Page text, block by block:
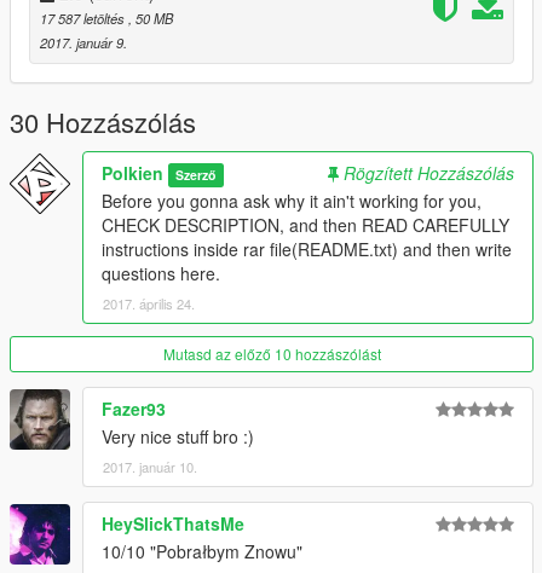
-3Doomer - GIMS EVO for GTA V,
-NBA2k17 - base model and textures.
====================================
17 587 letöltés, 50 MB
2017. január 9.
30 Hozzászólás
Polkien Szerző
Rögzített Hozzászólás
Before you gonna ask why it ain't working for you,
CHECK DESCRIPTION, and then READ CAREFULLY
instructions inside rar file(README.txt) and then write
questions here.
2017. április 24.
Mutasd az előző 10 hozzászólást
Fazer93
Very nice stuff bro :)
2017. január 10.
HeySlickThatsMe
10/10 "Pobrałbym Znowu"